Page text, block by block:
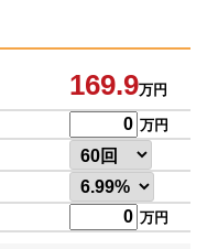
169.9万円
万円
万円